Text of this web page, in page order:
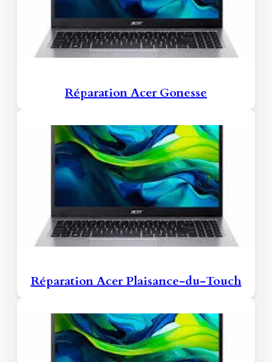
Réparation Acer Gonesse
Réparation Acer Plaisance-du-Touch